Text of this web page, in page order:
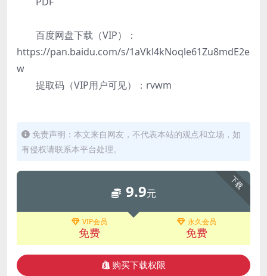
百度网盘下载（VIP）：
https://pan.baidu.com/s/1aVkl4kNoqle61Zu8mdE2e
w
提取码（VIP用户可见）：rvwm
免责声明：本文来自网友，不代表本站的观点和立场，如
有侵权请联系本平台处理。
下载
9.9元
VIP会员
免费
永久会员
免费
购买下载权限